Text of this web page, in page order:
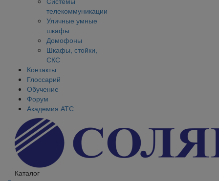
телекоммуникации
Уличные умные
шкафы
Домофоны
Шкафы, стойки,
СКС
Контакты
Глоссарий
Обучение
Форум
Академия АТС
Каталог